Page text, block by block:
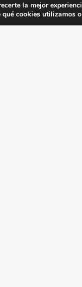
la mejor
qué cookies utilizamos